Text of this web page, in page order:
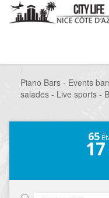
Piano Bars - Events
salades - Live sports -
65
17